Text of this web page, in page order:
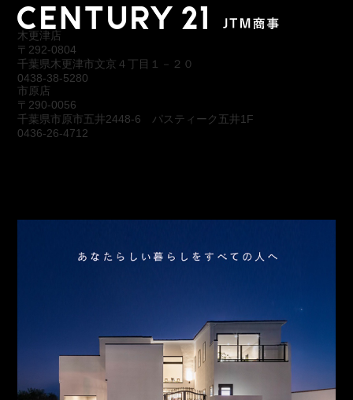
木更津店
〒292-0804
千葉県木更津市文京４丁目１－２０
0438-38-5280
市原店
〒290-0056
千葉県市原市五井2448-6 パスティーク五井1F
0436-26-4712